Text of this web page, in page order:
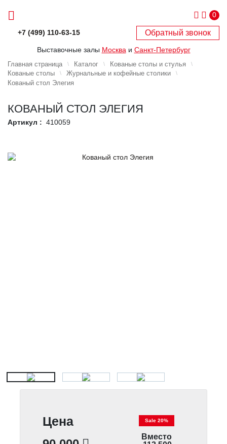
0
+7 (499) 110-63-15 Обратный звонок
Выставочные залы Москва и Санкт-Петербург
Главная страница Каталог
Кованые столы и стулья
Кованые столы
Журнальные и кофейные столики
Кованый стол Элегия
КОВАНЫЙ СТОЛ ЭЛЕГИЯ
Артикул : 410059
Цена Sale 20%
Вместо